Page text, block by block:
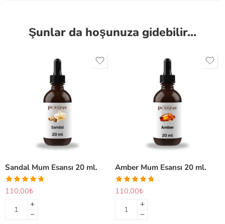
Şunlar da hoşunuza gidebilir…
Sandal Mum Esansı 20 ml.
110,00₺
Amber Mum Esansı 20 ml.
110,00₺